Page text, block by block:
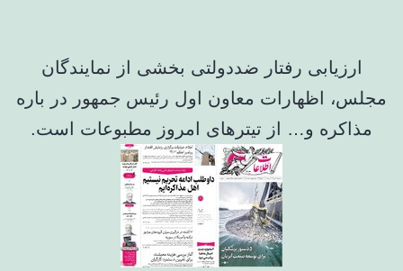
ارزیابی رفتار ضددولتی بخشی از نمایندگان
مجلس، اظهارات معاون اول رئیس جمهور در باره
مذاکره و… از تیترهای امروز مطبوعات است.